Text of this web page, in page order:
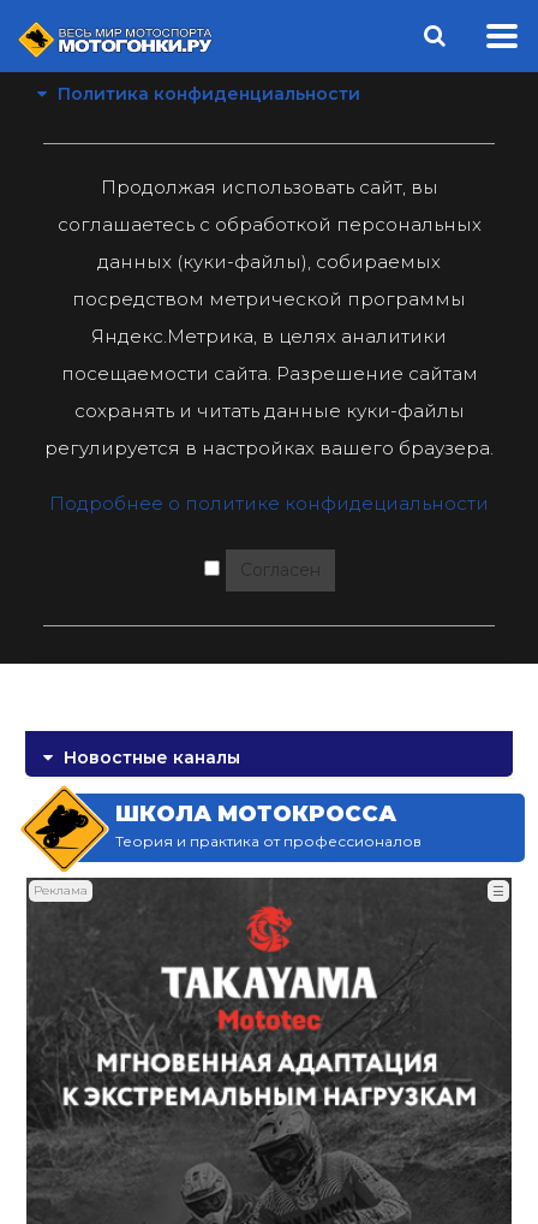
Политика конфиденциальности
Продолжая использовать сайт, вы
соглашаетесь с обработкой персональных
данных (куки-файлы), собираемых
посредством метрической программы
Яндекс.Метрика, в целях аналитики
посещаемости сайта. Разрешение сайтам
сохранять и читать данные куки-файлы
регулируется в настройках вашего браузера.
Подробнее о политике конфидециальности
Согласен
Новостные каналы
ШКОЛА МОТОКРОССА
Теория и практика от профессионалов
Реклама ☰